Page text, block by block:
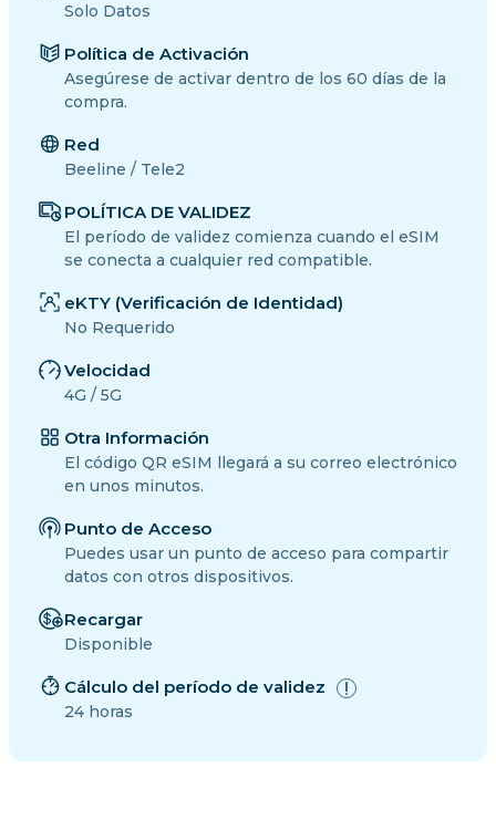
Solo Datos
Política de Activación
Asegúrese de activar dentro de los 60 días de la
compra.
Red
Beeline / Tele2
POLÍTICA DE VALIDEZ
El período de validez comienza cuando el eSIM
se conecta a cualquier red compatible.
eKTY (Verificación de Identidad)
No Requerido
Velocidad
4G / 5G
Otra Información
El código QR eSIM llegará a su correo electrónico
en unos minutos.
Punto de Acceso
Puedes usar un punto de acceso para compartir
datos con otros dispositivos.
Recargar
Disponible
Cálculo del período de validez
24 horas